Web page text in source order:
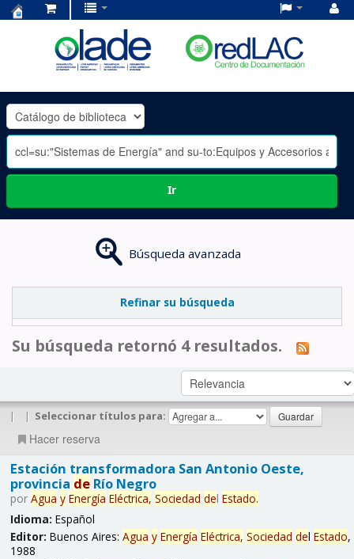
OLADE
-
Ir
Búsqueda avanzada
Refinar su búsqueda
Su búsqueda retornó 4 resultados.
| | Seleccionar títulos para:
Hacer reserva
Estación transformadora San Antonio Oeste,
provincia deRío Negro
por Agua y Energía Eléctrica, Sociedad del Estado.
Idioma: Español
Editor: Buenos Aires: Agua y Energía Eléctrica, Sociedad del Estado,
1988